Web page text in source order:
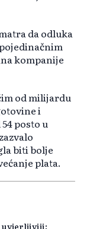
da odluka
kompanije
od milijardu
i
posto u
biti bolje
plata.
uvjerljiviji: